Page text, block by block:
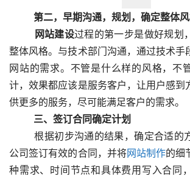
第二，早期沟通，规划，确定整体
网站建设过程的第一步是做好规划
整体风格。与技术部门沟通，通过技术手
网站的需求。不管是什么样的风格，不
计，效果都应该是服务客户，让用户感到
供更多的服务，尽可能满足客户的需求。
三、签订合同确定计划
公司签订有效的合同，并将网站制作的细
种需求、时间节点和具体费用写入合同